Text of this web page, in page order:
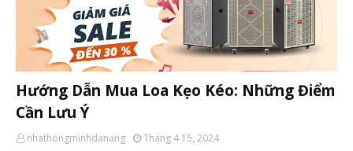
Hướng Dẫn Mua Loa Kẹo Kéo: Những Điểm
Cần Lưu Ý
nhathongminhdanang Tháng 4 15, 2024